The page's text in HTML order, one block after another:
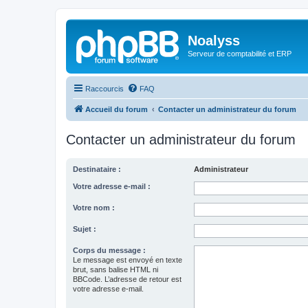
Noalyss
Serveur de comptabilité et ERP
Raccourcis FAQ
Accueil du forum Contacter un administrateur du forum
Contacter un administrateur du forum
Destinataire : Administrateur
Votre adresse e-mail :
Votre nom :
Sujet :
Corps du message :
Le message est envoyé en texte
brut, sans balise HTML ni
BBCode. L’adresse de retour est
votre adresse e-mail.